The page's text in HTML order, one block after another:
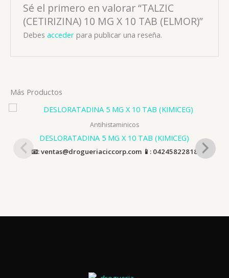
Sé el primero en valorar “TALZIC
(CETIRIZINA) 10 MG X 10 TAB (ELMOR)”
Debesacceder para publicar una reseña.
Más Productos
Antihistaminicos
DESLORATADINA 5 MG X 10 TAB (KIMICEG)
📧: ventas@drogueriaciccorp.com 📱: 04245822818